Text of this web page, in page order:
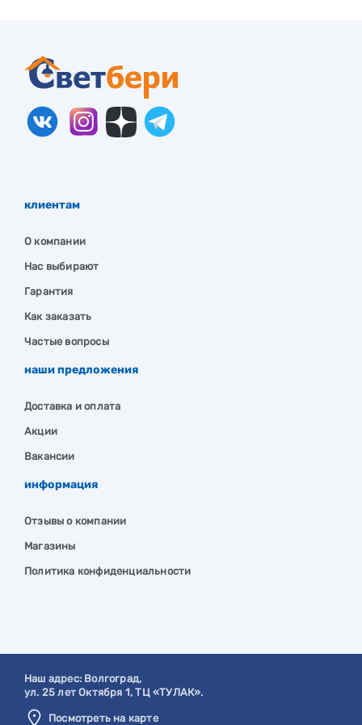
клиентам
О компании
Нас выбирают
Гарантия
Как заказать
Частые вопросы
наши предложения
Доставка и оплата
Акции
Вакансии
информация
Отзывы о компании
Магазины
Политика конфиденциальности
Наш адрес: Волгоград,
ул. 25 лет Октября 1, ТЦ «ТУЛАК».
Посмотреть на карте